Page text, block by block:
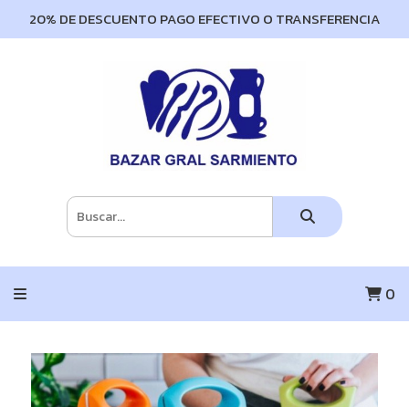
20% DE DESCUENTO PAGO EFECTIVO O TRANSFERENCIA
0